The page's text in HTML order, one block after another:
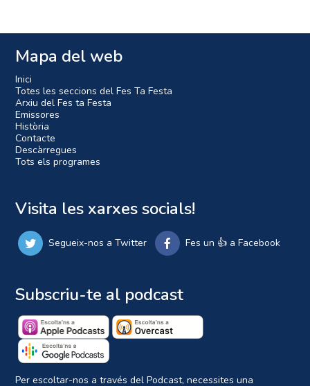
Mapa del web
Inici
Totes les seccions del Fes Ta Festa
Arxiu del Fes ta Festa
Emissores
Història
Contacte
Descàrregues
Tots els programes
Visita les xarxes socials!
Segueix-nos a Twitter Fes un 👍 a Facebook
Subscriu-te al podcast
Per escoltar-nos a través del Podcast, necessites una